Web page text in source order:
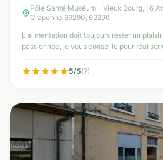
Pôle Santé Muséum - Vieux Bourg, 16
Craponne 69290, 69290
L'alimentation doit toujours rester un
passionnée, je vous conseille pour réaliser
5/5(7)